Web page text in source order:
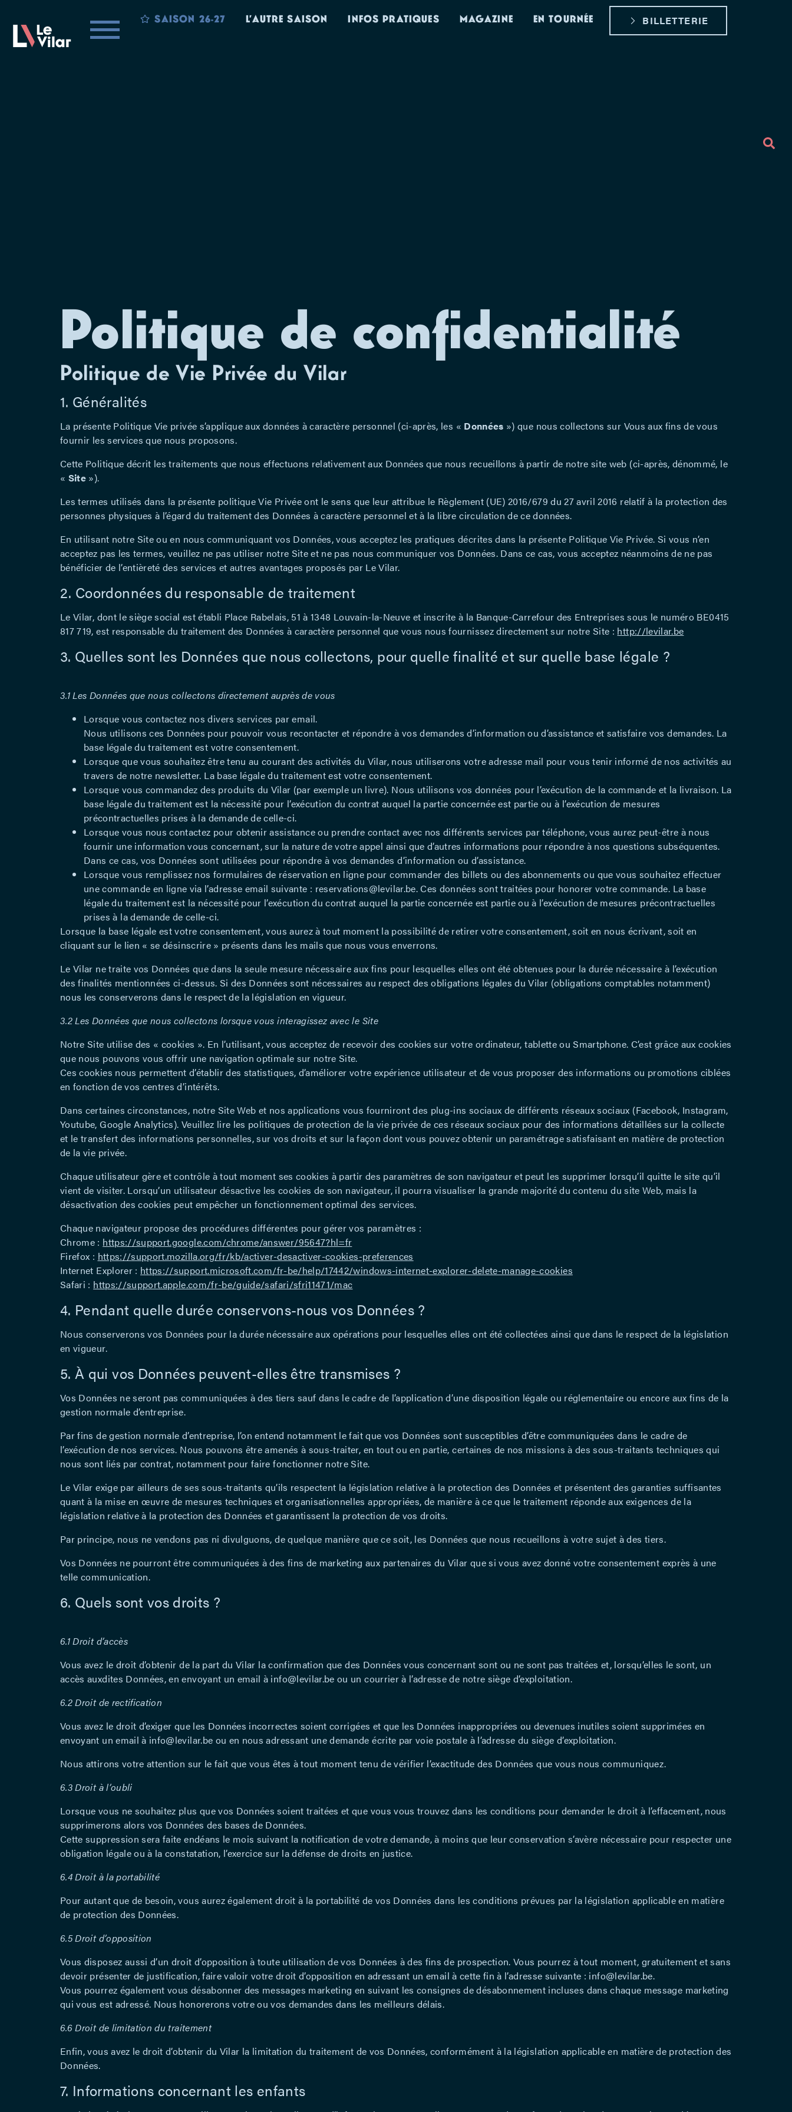
SAISON 26-27 L’AUTRE SAISON INFOS PRATIQUES MAGAZINE EN TOURNÉE BILLETTERIE
Politique de confidentialité
Politique de Vie Privée du Vilar
1. Généralités
La présente Politique Vie privée s’applique aux données à caractère personnel (ci-après, les « Données ») que nous collectons sur Vous aux fins de vous
fournir les services que nous proposons.
Cette Politique décrit les traitements que nous effectuons relativement aux Données que nous recueillons à partir de notre site web (ci-après, dénommé, le
« Site »).
Les termes utilisés dans la présente politique Vie Privée ont le sens que leur attribue le Règlement (UE) 2016/679 du 27 avril 2016 relatif à la protection des
personnes physiques à l’égard du traitement des Données à caractère personnel et à la libre circulation de ce données.
En utilisant notre Site ou en nous communiquant vos Données, vous acceptez les pratiques décrites dans la présente Politique Vie Privée. Si vous n’en
acceptez pas les termes, veuillez ne pas utiliser notre Site et ne pas nous communiquer vos Données. Dans ce cas, vous acceptez néanmoins de ne pas
bénéficier de l’entièreté des services et autres avantages proposés par Le Vilar.
2. Coordonnées du responsable de traitement
Le Vilar, dont le siège social est établi Place Rabelais, 51 à 1348 Louvain-la-Neuve et inscrite à la Banque-Carrefour des Entreprises sous le numéro BE0415
817 719, est responsable du traitement des Données à caractère personnel que vous nous fournissez directement sur notre Site : http://levilar.be
3. Quelles sont les Données que nous collectons, pour quelle finalité et sur quelle base légale ?
3.1 Les Données que nous collectons directement auprès de vous
Lorsque vous contactez nos divers services par email.
Nous utilisons ces Données pour pouvoir vous recontacter et répondre à vos demandes d’information ou d’assistance et satisfaire vos demandes. La
base légale du traitement est votre consentement.
Lorsque que vous souhaitez être tenu au courant des activités du Vilar, nous utiliserons votre adresse mail pour vous tenir informé de nos activités au
travers de notre newsletter. La base légale du traitement est votre consentement.
Lorsque vous commandez des produits du Vilar (par exemple un livre). Nous utilisons vos données pour l’exécution de la commande et la livraison. La
base légale du traitement est la nécessité pour l’exécution du contrat auquel la partie concernée est partie ou à l’exécution de mesures
précontractuelles prises à la demande de celle-ci.
Lorsque vous nous contactez pour obtenir assistance ou prendre contact avec nos différents services par téléphone, vous aurez peut-être à nous
fournir une information vous concernant, sur la nature de votre appel ainsi que d’autres informations pour répondre à nos questions subséquentes.
Dans ce cas, vos Données sont utilisées pour répondre à vos demandes d’information ou d’assistance.
Lorsque vous remplissez nos formulaires de réservation en ligne pour commander des billets ou des abonnements ou que vous souhaitez effectuer
une commande en ligne via l’adresse email suivante : reservations@levilar.be. Ces données sont traitées pour honorer votre commande. La base
légale du traitement est la nécessité pour l’exécution du contrat auquel la partie concernée est partie ou à l’exécution de mesures précontractuelles
prises à la demande de celle-ci.
Lorsque la base légale est votre consentement, vous aurez à tout moment la possibilité de retirer votre consentement, soit en nous écrivant, soit en
cliquant sur le lien « se désinscrire » présents dans les mails que nous vous enverrons.
Le Vilar ne traite vos Données que dans la seule mesure nécessaire aux fins pour lesquelles elles ont été obtenues pour la durée nécessaire à l’exécution
des finalités mentionnées ci-dessus. Si des Données sont nécessaires au respect des obligations légales du Vilar (obligations comptables notamment)
nous les conserverons dans le respect de la législation en vigueur.
3.2 Les Données que nous collectons lorsque vous interagissez avec le Site
Notre Site utilise des « cookies ». En l’utilisant, vous acceptez de recevoir des cookies sur votre ordinateur, tablette ou Smartphone. C’est grâce aux cookies
que nous pouvons vous offrir une navigation optimale sur notre Site.
Ces cookies nous permettent d’établir des statistiques, d’améliorer votre expérience utilisateur et de vous proposer des informations ou promotions ciblées
en fonction de vos centres d’intérêts.
Dans certaines circonstances, notre Site Web et nos applications vous fourniront des plug-ins sociaux de différents réseaux sociaux (Facebook, Instagram,
Youtube, Google Analytics). Veuillez lire les politiques de protection de la vie privée de ces réseaux sociaux pour des informations détaillées sur la collecte
et le transfert des informations personnelles, sur vos droits et sur la façon dont vous pouvez obtenir un paramétrage satisfaisant en matière de protection
de la vie privée.
Chaque utilisateur gère et contrôle à tout moment ses cookies à partir des paramètres de son navigateur et peut les supprimer lorsqu’il quitte le site qu’il
vient de visiter. Lorsqu’un utilisateur désactive les cookies de son navigateur, il pourra visualiser la grande majorité du contenu du site Web, mais la
désactivation des cookies peut empêcher un fonctionnement optimal des services.
Chaque navigateur propose des procédures différentes pour gérer vos paramètres :
Chrome : https://support.google.com/chrome/answer/95647?hl=fr
Firefox : https://support.mozilla.org/fr/kb/activer-desactiver-cookies-preferences
Internet Explorer : https://support.microsoft.com/fr-be/help/17442/windows-internet-explorer-delete-manage-cookies
Safari : https://support.apple.com/fr-be/guide/safari/sfri11471/mac
4. Pendant quelle durée conservons-nous vos Données ?
Nous conserverons vos Données pour la durée nécessaire aux opérations pour lesquelles elles ont été collectées ainsi que dans le respect de la législation
en vigueur.
5. À qui vos Données peuvent-elles être transmises ?
Vos Données ne seront pas communiquées à des tiers sauf dans le cadre de l’application d’une disposition légale ou réglementaire ou encore aux fins de la
gestion normale d’entreprise.
Par fins de gestion normale d’entreprise, l’on entend notamment le fait que vos Données sont susceptibles d’être communiquées dans le cadre de
l’exécution de nos services. Nous pouvons être amenés à sous-traiter, en tout ou en partie, certaines de nos missions à des sous-traitants techniques qui
nous sont liés par contrat, notamment pour faire fonctionner notre Site.
Le Vilar exige par ailleurs de ses sous-traitants qu’ils respectent la législation relative à la protection des Données et présentent des garanties suffisantes
quant à la mise en œuvre de mesures techniques et organisationnelles appropriées, de manière à ce que le traitement réponde aux exigences de la
législation relative à la protection des Données et garantissent la protection de vos droits.
Par principe, nous ne vendons pas ni divulguons, de quelque manière que ce soit, les Données que nous recueillons à votre sujet à des tiers.
Vos Données ne pourront être communiquées à des fins de marketing aux partenaires du Vilar que si vous avez donné votre consentement exprès à une
telle communication.
6. Quels sont vos droits ?
6.1 Droit d’accès
Vous avez le droit d’obtenir de la part du Vilar la confirmation que des Données vous concernant sont ou ne sont pas traitées et, lorsqu’elles le sont, un
accès auxdites Données, en envoyant un email à info@levilar.be ou un courrier à l’adresse de notre siège d’exploitation.
6.2 Droit de rectification
Vous avez le droit d’exiger que les Données incorrectes soient corrigées et que les Données inappropriées ou devenues inutiles soient supprimées en
envoyant un email à info@levilar.be ou en nous adressant une demande écrite par voie postale à l’adresse du siège d’exploitation.
Nous attirons votre attention sur le fait que vous êtes à tout moment tenu de vérifier l’exactitude des Données que vous nous communiquez.
6.3 Droit à l’oubli
Lorsque vous ne souhaitez plus que vos Données soient traitées et que vous vous trouvez dans les conditions pour demander le droit à l’effacement, nous
supprimerons alors vos Données des bases de Données.
Cette suppression sera faite endéans le mois suivant la notification de votre demande, à moins que leur conservation s’avère nécessaire pour respecter une
obligation légale ou à la constatation, l’exercice sur la défense de droits en justice.
6.4 Droit à la portabilité
Pour autant que de besoin, vous aurez également droit à la portabilité de vos Données dans les conditions prévues par la législation applicable en matière
de protection des Données.
6.5 Droit d’opposition
Vous disposez aussi d’un droit d’opposition à toute utilisation de vos Données à des fins de prospection. Vous pourrez à tout moment, gratuitement et sans
devoir présenter de justification, faire valoir votre droit d’opposition en adressant un email à cette fin à l’adresse suivante : info@levilar.be.
Vous pourrez également vous désabonner des messages marketing en suivant les consignes de désabonnement incluses dans chaque message marketing
qui vous est adressé. Nous honorerons votre ou vos demandes dans les meilleurs délais.
6.6 Droit de limitation du traitement
Enfin, vous avez le droit d’obtenir du Vilar la limitation du traitement de vos Données, conformément à la législation applicable en matière de protection des
Données.
7. Informations concernant les enfants